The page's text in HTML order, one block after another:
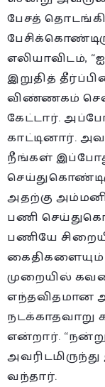
பேசத்
எலியாவிடம்,
இறுதித்
விண்ணகம்
கேட்டார்.
காட்டினார்.
நீங்கள்
அதற்கு
பணி
பணியே
முறையில்
எந்தவிதமான
நடக்காதவாறு
என்றார்.
வந்தார்.